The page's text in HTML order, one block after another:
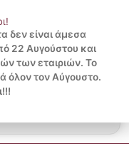
ΜΕ KLARNA
0.00€
0
Cart
δεν είναι άμεσα
22 Αυγούστου και
των εταιριών. Το
όλον τον Αύγουστο.